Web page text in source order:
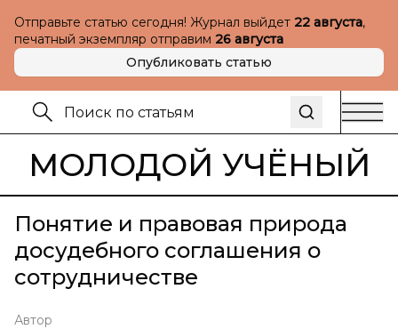
Отправьте статью сегодня! Журнал выйдет 22 августа,
печатный экземпляр отправим 26 августа
Опубликовать статью
МОЛОДОЙ УЧЁНЫЙ
Понятие и правовая природа
досудебного соглашения о
сотрудничестве
Автор